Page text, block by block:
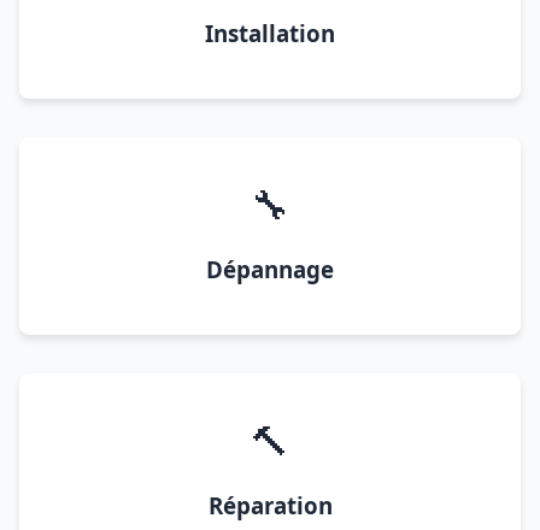
Installation
🔧
Dépannage
🔨
Réparation